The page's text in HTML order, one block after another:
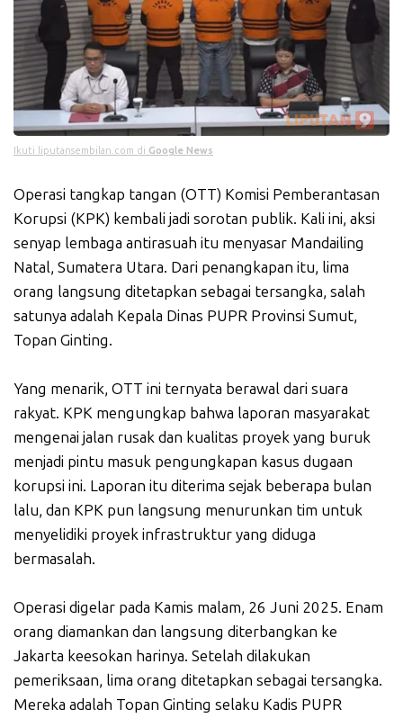
Ikuti liputansembilan.com di Google News
Operasi tangkap tangan (OTT) Komisi Pemberantasan
Korupsi (KPK) kembali jadi sorotan publik. Kali ini, aksi
senyap lembaga antirasuah itu menyasar Mandailing
Natal, Sumatera Utara. Dari penangkapan itu, lima
orang langsung ditetapkan sebagai tersangka, salah
satunya adalah Kepala Dinas PUPR Provinsi Sumut,
Topan Ginting.
Yang menarik, OTT ini ternyata berawal dari suara
rakyat. KPK mengungkap bahwa laporan masyarakat
mengenai jalan rusak dan kualitas proyek yang buruk
menjadi pintu masuk pengungkapan kasus dugaan
korupsi ini. Laporan itu diterima sejak beberapa bulan
lalu, dan KPK pun langsung menurunkan tim untuk
menyelidiki proyek infrastruktur yang diduga
bermasalah.
Operasi digelar pada Kamis malam, 26 Juni 2025. Enam
orang diamankan dan langsung diterbangkan ke
Jakarta keesokan harinya. Setelah dilakukan
pemeriksaan, lima orang ditetapkan sebagai tersangka.
Mereka adalah Topan Ginting selaku Kadis PUPR